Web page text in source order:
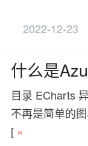
2022-12-23
什么是
目录 ECharts
不再是简单的
[ »